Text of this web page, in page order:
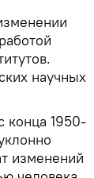
научных
конца 1950-
изменений